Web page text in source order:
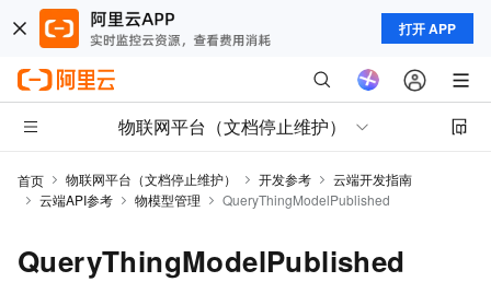
打开 APP
物联网平台（文档停止维护）
首页 物联网平台（文档停止维护） 开发参考
云端开发指南
云端API参考
物模型管理 QueryThingModelPublished
QueryThingModelPublished